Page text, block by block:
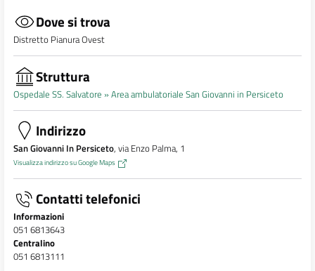
Dove si trova
Distretto Pianura Ovest
Struttura
Ospedale SS. Salvatore »Area ambulatoriale San Giovanni in Persiceto
Indirizzo
San Giovanni In Persiceto, via Enzo Palma, 1
Visualizza indirizzo su Google Maps
Contatti telefonici
Informazioni
051 6813643
Centralino
051 6813111